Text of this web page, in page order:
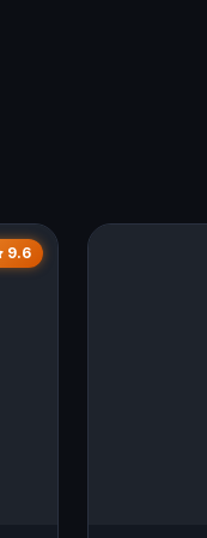
9.6